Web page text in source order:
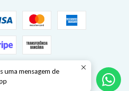
Com tecnologia Jumpseller
uma mensagem de